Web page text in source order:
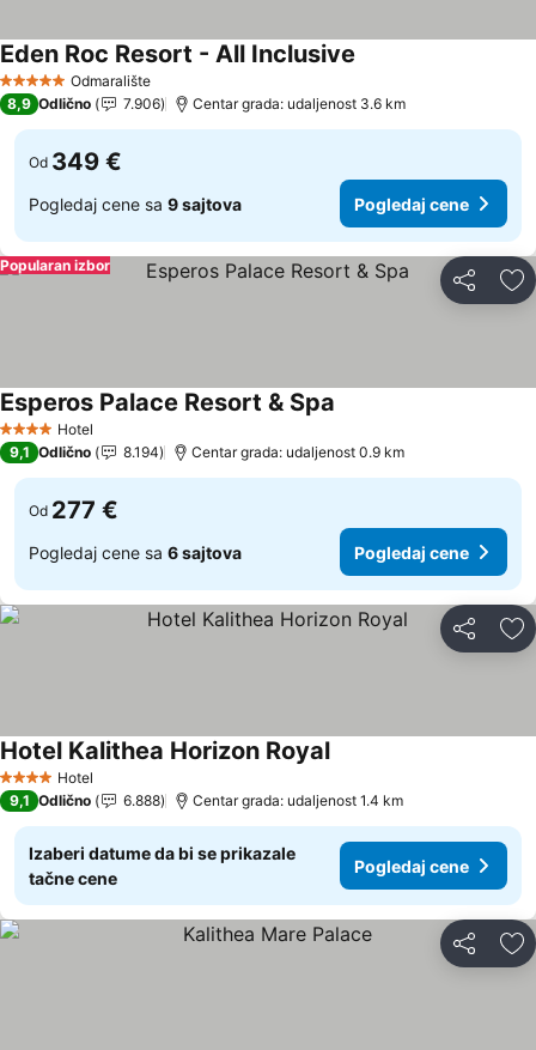
5 ZvezdiceOdmaralište
Eden Roc Resort - All Inclusive
8,9 Odlično 7.906 Centar grada: udaljenost 3.6 km
Od 349 €
Pogledaj cene sa 9 sajtova Pogledaj cene
Deli
Popularan izbor
4 ZvezdiceHotel
Esperos Palace Resort & Spa
9,1 Odlično 8.194 Centar grada: udaljenost 0.9 km
Od 277 €
Pogledaj cene sa 6 sajtova Pogledaj cene
Deli
4 ZvezdiceHotel
Hotel Kalithea Horizon RoyalPogledaj cene
9,1 Odlično 6.888 Centar grada: udaljenost 1.4 km
Izaberi datume da bi se prikazale
tačne cene
Pogledaj cene
Deli